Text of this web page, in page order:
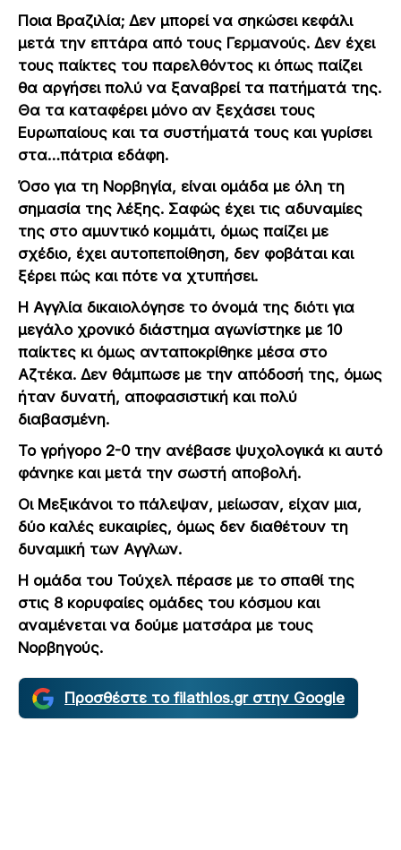
Ποια Βραζιλία; Δεν μπορεί να σηκώσει κεφάλι
μετά την επτάρα από τους Γερμανούς. Δεν έχει
τους παίκτες του παρελθόντος κι όπως παίζει
θα αργήσει πολύ να ξαναβρεί τα πατήματά της.
Θα τα καταφέρει μόνο αν ξεχάσει τους
Ευρωπαίους και τα συστήματά τους και γυρίσει
στα…πάτρια εδάφη.
Όσο για τη Νορβηγία, είναι ομάδα με όλη τη
σημασία της λέξης. Σαφώς έχει τις αδυναμίες
της στο αμυντικό κομμάτι, όμως παίζει με
σχέδιο, έχει αυτοπεποίθηση, δεν φοβάται και
ξέρει πώς και πότε να χτυπήσει.
Η Αγγλία δικαιολόγησε το όνομά της διότι για
μεγάλο χρονικό διάστημα αγωνίστηκε με 10
παίκτες κι όμως ανταποκρίθηκε μέσα στο
Αζτέκα. Δεν θάμπωσε με την απόδοσή της, όμως
ήταν δυνατή, αποφασιστική και πολύ
διαβασμένη.
Το γρήγορο 2-0 την ανέβασε ψυχολογικά κι αυτό
φάνηκε και μετά την σωστή αποβολή.
Οι Μεξικάνοι το πάλεψαν, μείωσαν, είχαν μια,
δύο καλές ευκαιρίες, όμως δεν διαθέτουν τη
δυναμική των Αγγλων.
Η ομάδα του Τούχελ πέρασε με το σπαθί της
στις 8 κορυφαίες ομάδες του κόσμου και
αναμένεται να δούμε ματσάρα με τους
Νορβηγούς.
Προσθέστε το filathlos.gr στην Google